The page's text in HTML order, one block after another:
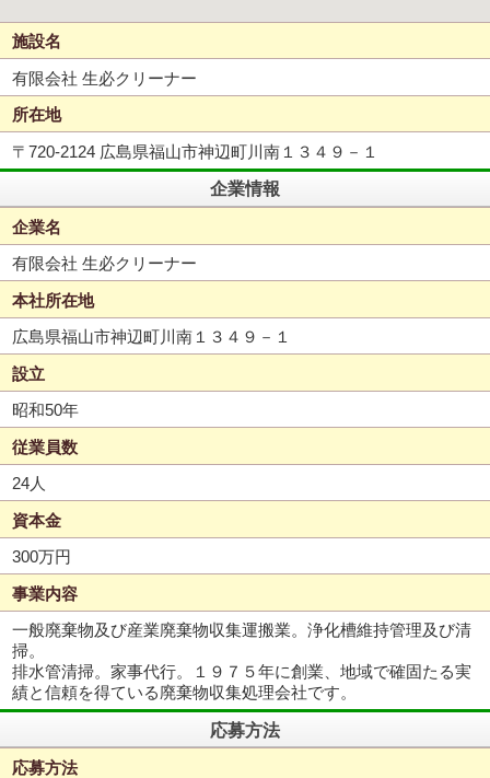
施設名
有限会社 生必クリーナー
所在地
〒720-2124 広島県福山市神辺町川南１３４９－１
企業情報
企業名
有限会社 生必クリーナー
本社所在地
広島県福山市神辺町川南１３４９－１
設立
昭和50年
従業員数
24人
資本金
300万円
事業内容
一般廃棄物及び産業廃棄物収集運搬業。浄化槽維持管理及び清
掃。
排水管清掃。家事代行。１９７５年に創業、地域で確固たる実
績と信頼を得ている廃棄物収集処理会社です。
応募方法
応募方法